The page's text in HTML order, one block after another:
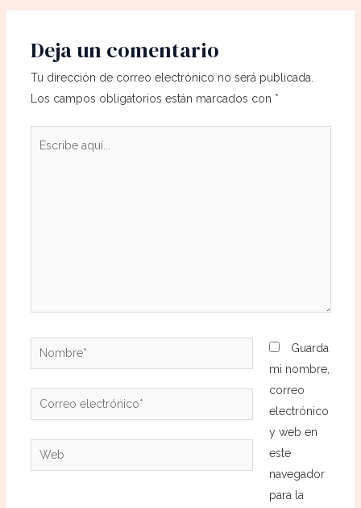
Deja un comentario
Tu dirección de correo electrónico no será publicada.
Los campos obligatorios están marcados con *
Nombre*
Correo
electrónico*
Web
Guarda
mi nombre,
correo
electrónico
y web en
este
navegador
para la